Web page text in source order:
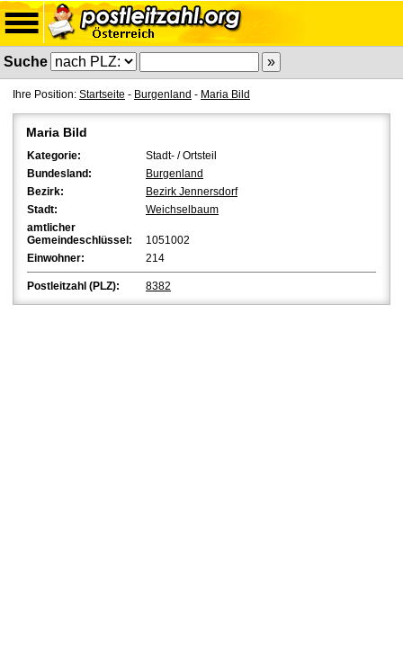
Suche
Ihre Position: Startseite - Burgenland - Maria Bild
Maria Bild
Kategorie:
Stadt- / Ortsteil
Bundesland:
Burgenland
Bezirk:
Bezirk Jennersdorf
Stadt:
Weichselbaum
amtlicher
Gemeindeschlüssel:
1051002
Einwohner:
214
Postleitzahl (PLZ): 8382